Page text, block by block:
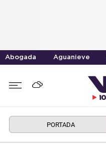
Abogada Aguanieve
PORTADA